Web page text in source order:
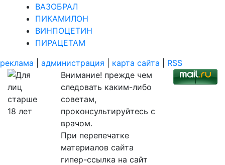
ВАЗОБРАЛ
ПИКАМИЛОН
ВИНПОЦЕТИН
ПИРАЦЕТАМ
реклама
администрация карта сайта
RSS
Внимание! прежде чем
следовать каким-либо
советам,
проконсультируйтесь с
врачом.
При перепечатке
материалов сайта
гипер-ссылка на сайт